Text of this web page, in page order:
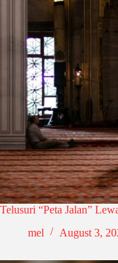
Telusuri “Peta Jalan”
mel
August 3,